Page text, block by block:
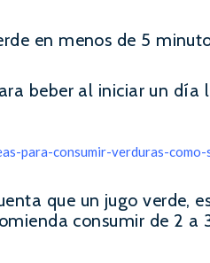
en menos de 5
beber al iniciar un día
para-consumir-verduras-como-
que un jugo verde,
consumir de 2 a